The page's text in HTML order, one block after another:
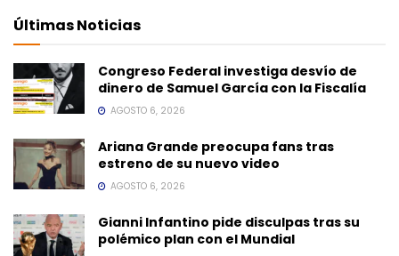
Últimas Noticias
Congreso Federal investiga desvío de
dinero de Samuel García con la Fiscalía
AGOSTO 6, 2026
Ariana Grande preocupa fans tras
estreno de su nuevo video
AGOSTO 6, 2026
Gianni Infantino pide disculpas tras su
polémico plan con el Mundial